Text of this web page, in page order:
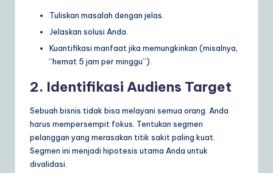
Tuliskan masalah dengan jelas.
Jelaskan solusi Anda.
Kuantifikasi manfaat jika memungkinkan (misalnya,
“hemat 5 jam per minggu”).
2. Identifikasi Audiens Target
Sebuah bisnis tidak bisa melayani semua orang. Anda
harus mempersempit fokus. Tentukan segmen
pelanggan yang merasakan titik sakit paling kuat.
Segmen ini menjadi hipotesis utama Anda untuk
divalidasi.